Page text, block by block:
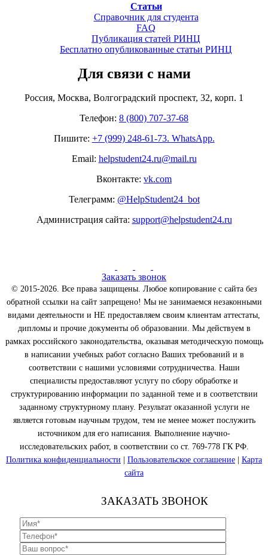
Статьи
Справочник для студента
FAQ
Публикация статей РИНЦ
Бесплатно опубликованные статьи РИНЦ
Для связи с нами
Россия, Москва, Волгоградский проспект, 32, корп. 1
Телефон: 8 (800) 707-37-68
Пишите: +7 (999) 248-61-73. WhatsApp.
Email: helpstudent24.ru@mail.ru
Вконтакте: vk.com
Телеграмм: @HelpStudent24_bot
Администрация сайта: support@helpstudent24.ru
Заказать звонок
© 2015-2026. Все права защищены. Любое копирование с сайта без
обратной ссылки на сайт запрещено! Мы не занимаемся незаконными
видами деятельности и НЕ предоставляем своим клиентам аттестаты,
дипломы и прочие документы об образовании. Мы действуем в
рамках российского законодательства, оказывая методическую помощь
в написании учебных работ согласно Ваших требований и в
соответствии с нашими условиями сотрудничества. Наши
специалисты предоставляют услугу по сбору обработке и
структурированию информации по заданной теме и в соответствии
заданному структурному плану. Результат оказанной услуги не
является готовым научным трудом, тем не менее может послужить
источником для его написания. Выполнение научно-
исследовательских работ, в соответствии со ст. 769-778 ГК РФ.
Политика конфиденциальности | Пользовательское соглашение | Карта
сайта
ЗАКАЗАТЬ ЗВОНОК